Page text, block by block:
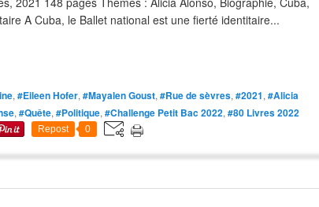
A Cuba, le Ballet national est une fierté identitaire...
, #Eileen Hofer, #Mayalen Goust, #Rue de sèvres, #2021, #Alicia
, #Quête, #Politique, #Challenge Petit Bac 2022, #80 Livres 2022
Repost 0